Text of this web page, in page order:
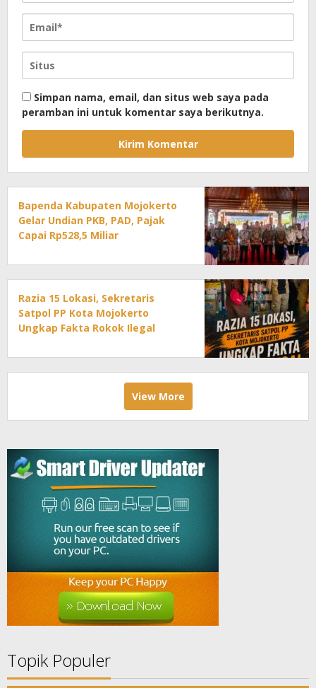
Simpan nama, email, dan situs web saya pada
peramban ini untuk komentar saya berikutnya.
Bapenda Kabupaten Mojokerto
Gelar Undian PKB, PAD, Pajak
Capai Rp528,5 Miliar
Razia 15 Lokasi, Sekretaris
Satpol PP Kota Mojokerto
Ungkap Fakta Rokok Ilegal
View More
Topik Populer